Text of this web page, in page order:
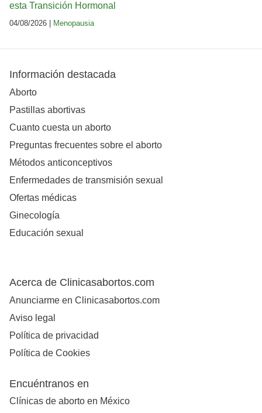
esta Transición Hormonal
04/08/2026 | Menopausia
Información destacada
Aborto
Pastillas abortivas
Cuanto cuesta un aborto
Preguntas frecuentes sobre el aborto
Métodos anticonceptivos
Enfermedades de transmisión sexual
Ofertas médicas
Ginecología
Educación sexual
Acerca de Clinicasabortos.com
Anunciarme en Clinicasabortos.com
Aviso legal
Política de privacidad
Política de Cookies
Encuéntranos en
Clínicas de aborto en México